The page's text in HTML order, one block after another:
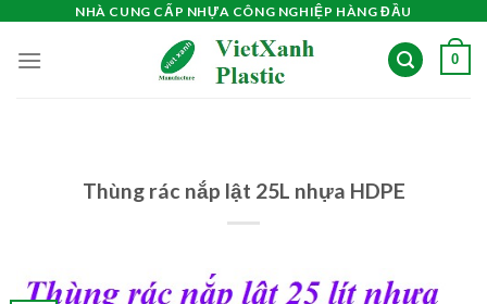
content
NHÀ CUNG CẤP NHỰA CÔNG NGHIỆP HÀNG ĐẦU
0
Thùng rác nắp lật 25L nhựa HDPE